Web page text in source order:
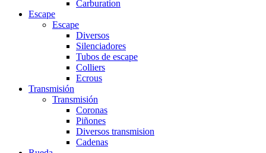
Carburation
Escape
Escape
Diversos
Silenciadores
Tubos de escape
Colliers
Ecrous
Transmisión
Transmisión
Coronas
Piñones
Diversos transmision
Cadenas